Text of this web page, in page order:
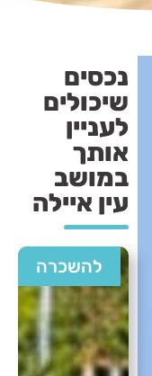
נכסים
שיכולים
לעניין
אותך
במושב
עין איילה
להשכרה